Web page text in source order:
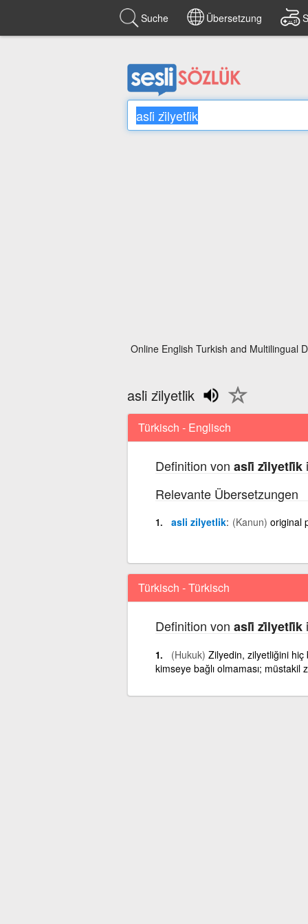
Suche Übersetzung
Online English Turkish and Multilingual
asli̇ zi̇lyetli̇k
Türkisch - Englisch
Definition von asli̇ zi̇lyetli̇k
Relevante Übersetzungen
asli zilyetlik (Kanun) original
Türkisch - Türkisch
Definition von asli̇ zi̇lyetli̇k
(Hukuk) Zilyedin, zilyetliğini hiç
kimseye bağlı olmaması; müstakil